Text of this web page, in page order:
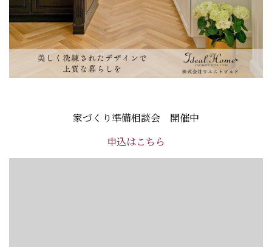
家づくり準備相談会 開催中
申込はこちら